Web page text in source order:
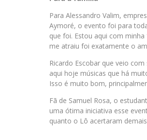
Para Alessandro Valim,
Aymoré, o evento foi para
que foi. Estou aqui com
me atraiu foi exatamente o
Ricardo Escobar que veio
aqui hoje músicas que há
Isso é muito bom,
Fã de Samuel Rosa, o
uma ótima iniciativa esse
quanto o Lô acertaram